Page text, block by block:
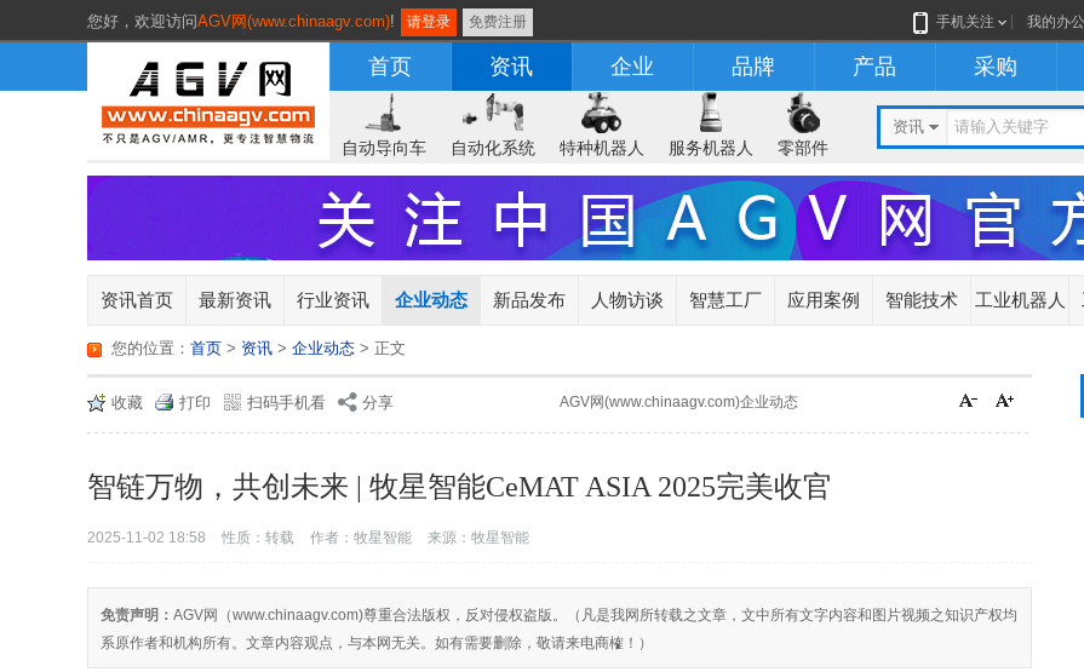
您好， 欢迎访问AGV网(www.chinaagv.com)! 请登录 免费注册 手机关注 我的办
首页 资讯 企业 品牌 产品 采购
自动导向车 自动化系统 特种机器人 服务机器人 零部件
资讯
资讯首页 最新资讯 行业资讯 企业动态 新品发布 人物访谈 智慧工厂 应用案例 智能技术 工业机器人
您的位置： 首页 > 资讯 > 企业动态 > 正文
收藏 打印 扫码手机看 分享 AGV网(www.chinaagv.com)企业动态
智链万物，共创未来 | 牧星智能CeMAT ASIA 2025完美收官
2025-11-02 18:58 性质：转载 作者：牧星智能 来源：牧星智能
免责声明： AGV网（www.chinaagv.com)尊重合法版权，反对侵权盗版。（凡是我网所转载之文章，文中所有文字内容和图片视频之知识产权均
系原作者和机构所有。文章内容观点，与本网无关。如有需要删除，敬请来电商榷！）